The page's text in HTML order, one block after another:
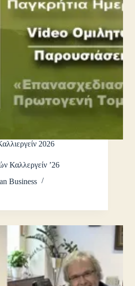
2026
Καλλεργείν ’26
Business